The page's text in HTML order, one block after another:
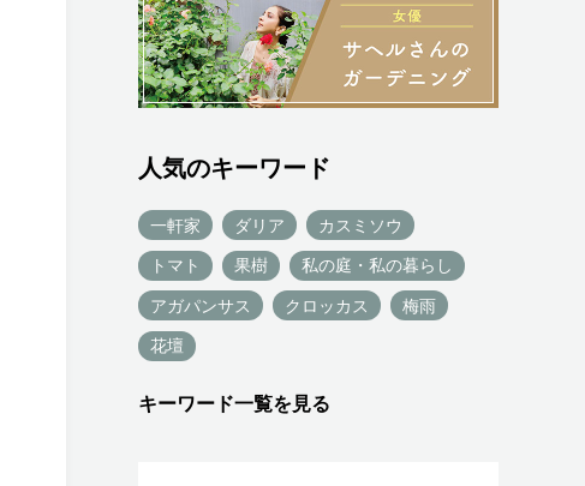
人気のキーワード
一軒家 ダリア カスミソウ
トマト 果樹 私の庭・私の暮らし
アガパンサス クロッカス 梅雨
花壇
キーワード一覧を見る